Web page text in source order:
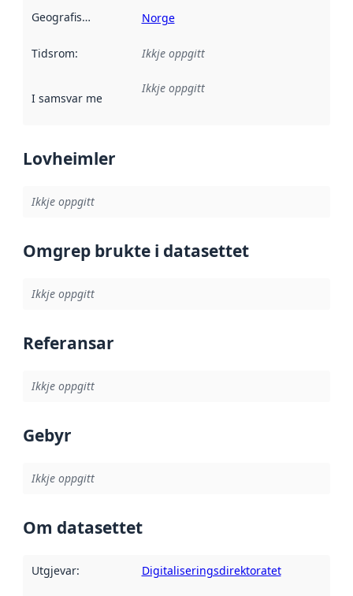
Geografisk område Norge
Tidsrom: Ikkje oppgitt
I samsvar med Referanse til ei implementeringsregel eller
Ikkje oppgitt
Lovheimler
Ikkje oppgitt
Omgrep brukte i datasettet
Ikkje oppgitt
Referansar
Ikkje oppgitt
Gebyr
Ikkje oppgitt
Om datasettet
Utgjevar: Digitaliseringsdirektoratet